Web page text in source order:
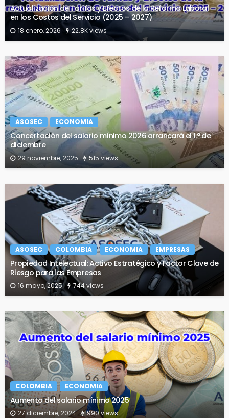
Actualización de Tarifas y Efectos de la Reforma Laboral
en los Costos del Servicio (2025 – 2027)
18 enero, 2026 22.8K views
ASOSEC ECONOMIA
Concertación del salario mínimo 2026 arrancará el 1.° de
diciembre
29 noviembre, 2025 515 views
ASOSEC COLOMBIA ECONOMIA EMPRESAS
Propiedad Intelectual: Activo Estratégico y Factor Clave de
Riesgo para las Empresas
16 mayo, 2025 744 views
COLOMBIA ECONOMIA
Aumento del salario mínimo 2025
27 diciembre, 2024 990 views